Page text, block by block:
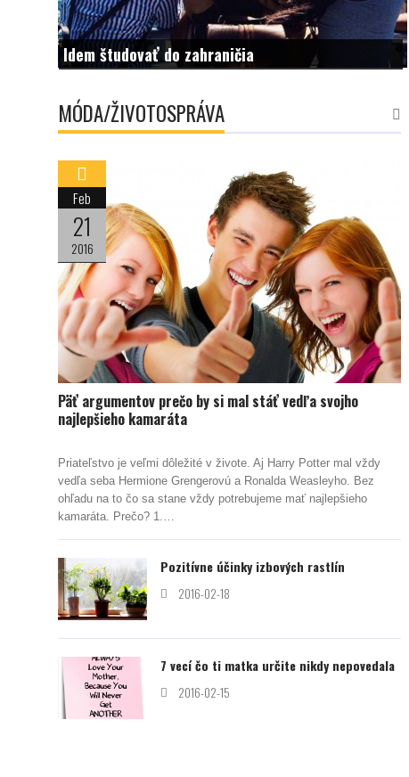
Idem študovať do zahraničia
MÓDA/ŽIVOTOSPRÁVA
Päť argumentov prečo by si mal stáť vedľa svojho
najlepšieho kamaráta
Priateľstvo je veľmi dôležité v živote. Aj Harry Potter mal vždy
vedľa seba Hermione Grengerovú a Ronalda Weasleyho. Bez
ohľadu na to čo sa stane vždy potrebujeme mať najlepšieho
kamaráta. Prečo? 1.…
Feb
21
2016
Pozitívne účinky izbových rastlín
2016-02-18
7 vecí čo ti matka určite nikdy nepovedala
2016-02-15